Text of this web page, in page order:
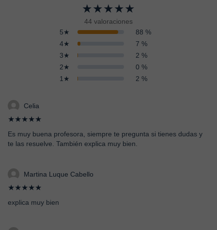
★★★★★
44 valoraciones
5★
88 %
4★
7 %
3★
2 %
2★
0 %
1★
2 %
Celia
★★★★★
Es muy buena profesora, siempre te pregunta si tienes dudas y
te las resuelve. También explica muy bien.
Martina Luque Cabello
★★★★★
explica muy bien